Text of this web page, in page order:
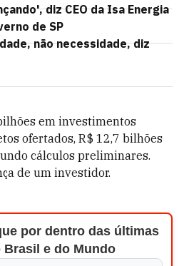
diz CEO da Isa Energia
de SP
não necessidade, diz
em investimentos
ofertados, R$ 12,7 bilhões
cálculos preliminares.
de um investidor.
por dentro das últimas
e do Mundo